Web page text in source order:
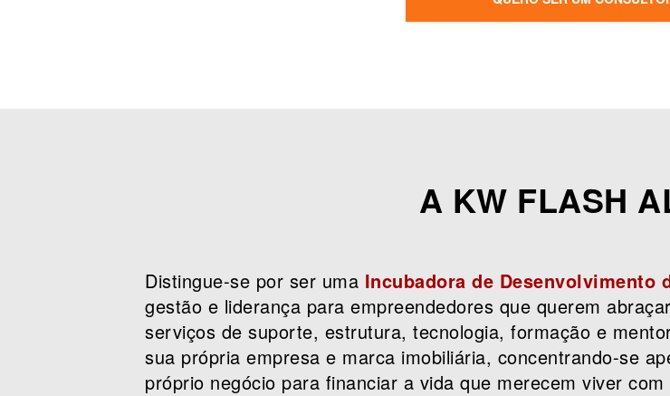
A KW FLASH
Distingue-se por ser uma Incubadora de Desenvolvimento
gestão e liderança para empreendedores que querem
serviços de suporte, estrutura, tecnologia, formação e
sua própria empresa e marca imobiliária, concentrando-se
próprio negócio para financiar a vida que merecem viver